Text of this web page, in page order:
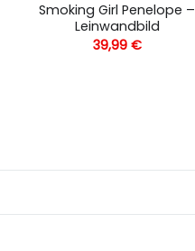
Smoking Girl Penelope –
Leinwandbild
39,99 €